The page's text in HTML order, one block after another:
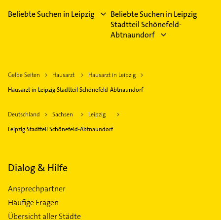
Beliebte Suchen in Leipzig
Beliebte Suchen in Leipzig
Stadtteil Schönefeld-
Abtnaundorf
Gelbe Seiten Hausarzt
Hausarzt in Leipzig
Hausarzt in Leipzig Stadtteil Schönefeld-Abtnaundorf
Deutschland Sachsen
Leipzig
Leipzig Stadtteil Schönefeld-Abtnaundorf
Dialog & Hilfe
Ansprechpartner
Häufige Fragen
Übersicht aller Städte